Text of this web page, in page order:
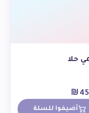
حلا
₪
أضيفوا للسلة